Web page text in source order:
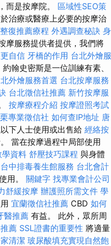
而是按摩院。 區域性SEO策
治療或醫療上必要的按摩治
復推薦療程 外遇調查秘訣 身
摩服務提供者提供，我們將
自信 牙橋的作用 台北外燴服
翰史密斯是一位訓練有素、
外燴服務首選 台北按摩服務
台北徵信社推薦 新竹按摩服
按摩療程介紹 按摩證照考試
專業徵信社 如何查IP地址 唐
下人士使用或出售給 經絡按
當在按摩過程中局部使用
資料 舒壓技巧課程 與身體
台中排毒養生館服務 台北會計
用。 關鍵字 找專業會計公司
舒緩按摩 辦護照所需文件 學
宜蘭徵信社推薦 CBD 如何
醫推薦 有益。 此外，眾所周
薦 SSL證書的重要性 將適量
清潔 玻尿酸填充實現自然飽